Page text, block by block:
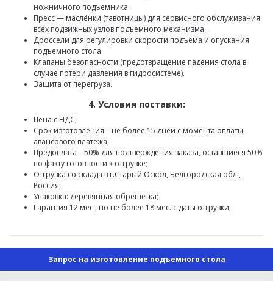
ножничного подъемника.
Пресс — маслёнки (тавотницы) для сервисного обслуживания
всех подвижных узлов подъемного механизма.
Дроссели для регулировки скорости подъёма и опускания
подъемного стола.
Клапаны безопасности (предотвращение падения стола в
случае потери давления в гидросистеме).
Защита от перегруза.
4. Условия поставки:
Цена с НДС;
Срок изготовления – не более 15 дней с момента оплаты
авансового платежа;
Предоплата – 50% для подтверждения заказа, оставшиеся 50%
по факту готовности к отгрузке;
Отгрузка со склада в г.Старый Оскол, Белгородская обл.,
Россия;
Упаковка: деревянная обрешетка;
Гарантия 12 мес., но не более 18 мес. с даты отгрузки;
Запрос на изготовление подъемного стола